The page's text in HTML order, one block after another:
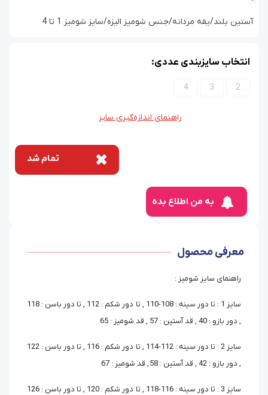
آستین بلند/یقه مردانه/جنس شومیز الیزه/سایز شومیز 1 تا 4
انتخاب سایزبندی عددی:
2
3
4
راهنمای اندازه‌گیری سایز
تمام شد
به من اطلاع بده
معرفی محصول
راهنمای سایز شومیز :
سایز 1 : تا دور سینه : 108-110 , تا دور شکم : 112 , تا دور باسن : 118
, دور بازو : 40 , قد آستین : 57 , قد شومیز : 65
سایز 2 : تا دور سینه : 112-114 , تا دور شکم : 116 , تا دور باسن : 122
, دور بازو : 42 , قد آستین : 58 , قد شومیز : 67
سایز 3 : تا دور سینه : 116-118 , تا دور شکم : 120 , تا دور باسن : 126